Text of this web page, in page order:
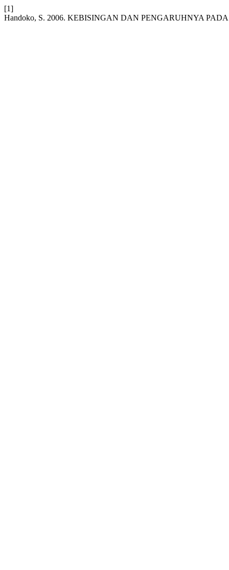
[1]
Handoko, S. 2006. KEBISINGAN DAN PENGARUHNYA